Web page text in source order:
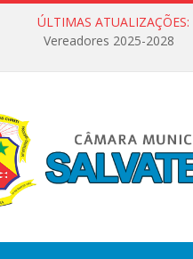
ÚLTIMAS ATUALIZAÇÕES:
Vereadores 2025-2028